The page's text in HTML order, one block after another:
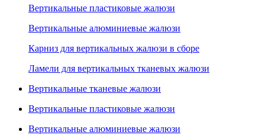
Вертикальные пластиковые жалюзи
Вертикальные алюминиевые жалюзи
Карниз для вертикальных жалюзи в сборе
Ламели для вертикальных тканевых жалюзи
Вертикальные тканевые жалюзи
Вертикальные пластиковые жалюзи
Вертикальные алюминиевые жалюзи